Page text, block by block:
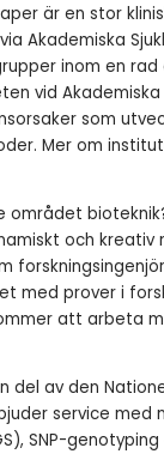
är en stor
Akademiska
inom en rad
vid
som
Mer om
området
och kreativ
med prover i
att arbeta
del av den
service
SNP-